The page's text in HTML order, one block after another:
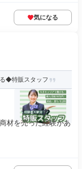
気になる
◆特販スタッフ
材を売った経験があ